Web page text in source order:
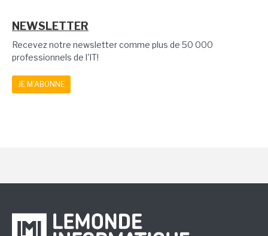
NEWSLETTER
Recevez notre newsletter comme plus de 50 000
professionnels de l'IT!
JE M'ABONNE